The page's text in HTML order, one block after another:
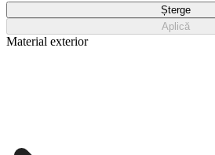
Șterge
Aplică
Material exterior